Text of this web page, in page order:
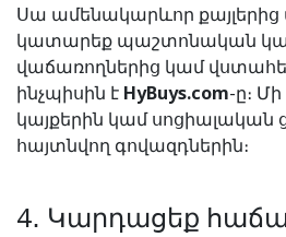
Սա ամենակարևոր քայլերից
կատարեք պաշտոնական
վաճառողներից կամ
ինչպիսին է HyBuys.com-ը։
կայքերին կամ սոցիալական
հայտնվող գովազդներին։
4․ Կարդացեք